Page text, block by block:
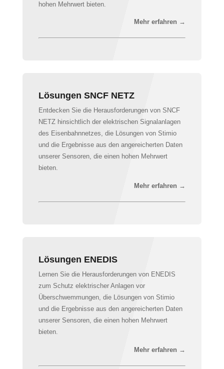
hohen Mehrwert bieten.
Mehr erfahren →
Lösungen SNCF NETZ
Entdecken Sie die Herausforderungen von SNCF
NETZ hinsichtlich der elektrischen Signalanlagen
des Eisenbahnnetzes, die Lösungen von Stimio
und die Ergebnisse aus den angereicherten Daten
unserer Sensoren, die einen hohen Mehrwert
bieten.
Mehr erfahren →
Lösungen ENEDIS
Lernen Sie die Herausforderungen von ENEDIS
zum Schutz elektrischer Anlagen vor
Überschwemmungen, die Lösungen von Stimio
und die Ergebnisse aus den angereicherten Daten
unserer Sensoren, die einen hohen Mehrwert
bieten.
Mehr erfahren →